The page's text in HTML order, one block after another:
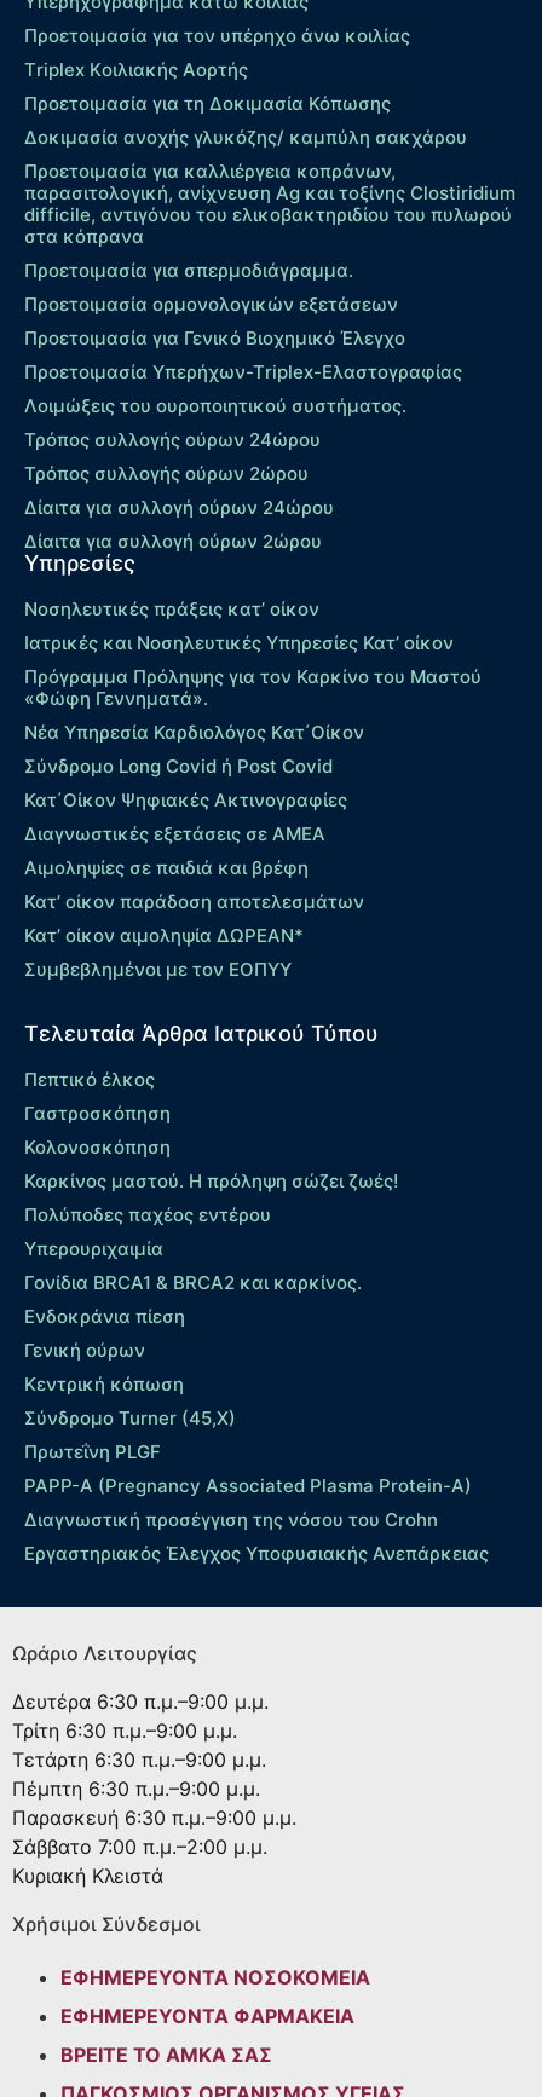
Προετοιμασία για τον υπέρηχο άνω κοιλίας
Τriplex Kοιλιακής Αορτής
Προετοιμασία για τη Δοκιμασία Κόπωσης
Δοκιμασία ανοχής γλυκόζης/ καμπύλη σακχάρου
Προετοιμασία για καλλιέργεια κοπράνων,
παρασιτολογική, ανίχνευση Ag και τοξίνης Clostiridium
difficile, αντιγόνου του ελικοβακτηριδίου του πυλωρού
στα κόπρανα
Προετοιμασία για σπερμοδιάγραμμα.
Προετοιμασία ορμονολογικών εξετάσεων
Προετοιμασία για Γενικό Βιοχημικό Έλεγχο
Προετοιμασία Υπερήχων-Τriplex-Ελαστογραφίας
Λοιμώξεις του ουροποιητικού συστήματος.
Τρόπος συλλογής ούρων 24ώρου
Τρόπος συλλογής ούρων 2ώρου
Δίαιτα για συλλογή ούρων 24ώρου
Δίαιτα για συλλογή ούρων 2ώρου
Υπηρεσίες
Νοσηλευτικές πράξεις κατ’ οίκον
Ιατρικές και Νοσηλευτικές Υπηρεσίες Κατ’ οίκον
Πρόγραμμα Πρόληψης για τον Καρκίνο του Μαστού
«Φώφη Γεννηματά».
Νέα Υπηρεσία Καρδιολόγος Kατ΄Οίκον
Σύνδρομο Long Covid ή Post Covid
Κατ΄Οίκον Ψηφιακές Ακτινογραφίες
Διαγνωστικές εξετάσεις σε ΑΜΕΑ
Αιμοληψίες σε παιδιά και βρέφη
Κατ’ οίκον παράδοση αποτελεσμάτων
Κατ’ οίκον αιμοληψία ΔΩΡΕΑΝ*
Συμβεβλημένοι με τον ΕΟΠΥΥ
Τελευταία Άρθρα Ιατρικού Τύπου
Πεπτικό έλκος
Γαστροσκόπηση
Κολονοσκόπηση
Καρκίνος μαστού. Η πρόληψη σώζει ζωές!
Πολύποδες παχέος εντέρου
Yπερουριχαιμία
Γονίδια BRCA1 & BRCA2 και καρκίνος.
Ενδοκράνια πίεση
Γενική ούρων
Κεντρική κόπωση
Σύνδρομο Turner (45,X)
Πρωτεΐνη PLGF
PAPP-A (Pregnancy Associated Plasma Protein-A)
Διαγνωστική προσέγγιση της νόσου του Crohn
Εργαστηριακός Έλεγχος Υποφυσιακής Ανεπάρκειας
Ωράριο Λειτουργίας
Δευτέρα 6:30 π.μ.–9:00 μ.μ.
Τρίτη 6:30 π.μ.–9:00 μ.μ.
Τετάρτη 6:30 π.μ.–9:00 μ.μ.
Πέμπτη 6:30 π.μ.–9:00 μ.μ.
Παρασκευή 6:30 π.μ.–9:00 μ.μ.
Σάββατο 7:00 π.μ.–2:00 μ.μ.
Κυριακή Κλειστά
Χρήσιμοι Σύνδεσμοι
ΕΦΗΜΕΡΕΥΟΝΤΑ ΝΟΣΟΚΟΜΕΙΑ
ΕΦΗΜΕΡΕΥΟΝΤΑ ΦΑΡΜΑΚΕΙΑ
ΒΡΕΙΤΕ ΤΟ ΑΜΚΑ ΣΑΣ